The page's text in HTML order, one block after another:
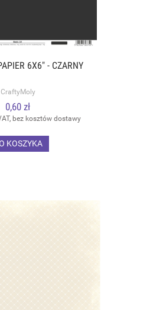
6X6" - CZARNY
CraftyMoly
0,60 zł
bez kosztów dostawy
KOSZYKA